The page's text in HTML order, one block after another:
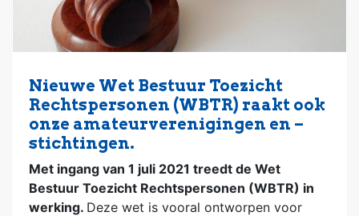
Nieuwe Wet Bestuur Toezicht
Rechtspersonen (WBTR) raakt ook
onze amateurverenigingen en –
stichtingen.
Met ingang van 1 juli 2021 treedt de Wet
Bestuur Toezicht Rechtspersonen (WBTR) in
werking. Deze wet is vooral ontworpen voor